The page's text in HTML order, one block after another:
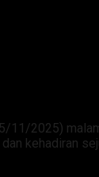
2025)
kehadiran